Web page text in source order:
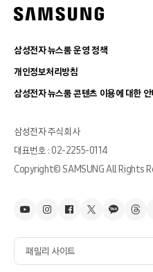
삼성전자 뉴스룸 운영 정책
개인정보처리방침
삼성전자 뉴스룸 콘텐츠 이용에 대한 안
삼성전자 주식회사
대표번호 : 02-2255-0114
Copyright© SAMSUNG All Rights
패밀리 사이트